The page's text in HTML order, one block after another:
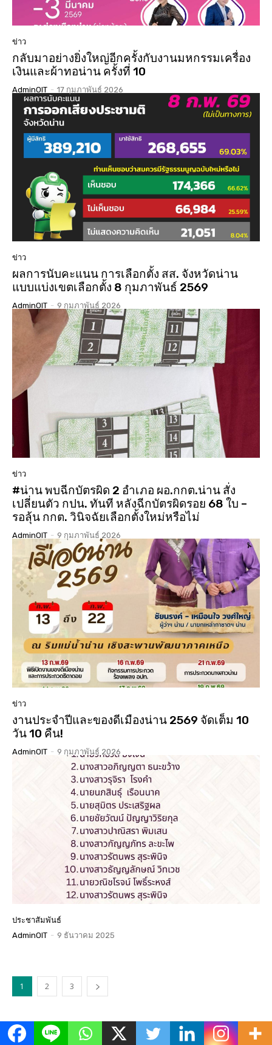
ข่าว
กลับมาอย่างยิ่งใหญ่อีกครั้งกับงานมหกรรมเครื่อง
เงินและผ้าทอน่าน ครั้งที่ 10
AdminOIT - 17 กุมภาพันธ์ 2026
ข่าว
ผลการนับคะแนน การเลือกตั้ง สส. จังหวัดน่าน
แบบแบ่งเขตเลือกตั้ง 8 กุมภาพันธ์ 2569
AdminOIT - 9 กุมภาพันธ์ 2026
ข่าว
#น่าน พบฉีกบัตรผิด 2 อำเภอ ผอ.กกต.น่าน สั่ง
เปลี่ยนตัว กปน. ทันที หลังฉีกบัตรผิดรอย 68 ใบ –
รอลุ้น กกต. วินิจฉัยเลือกตั้งใหม่หรือไม่
AdminOIT - 9 กุมภาพันธ์ 2026
ข่าว
งานประจำปีและของดีเมืองน่าน 2569 จัดเต็ม 10
วัน 10 คืน!
AdminOIT - 9 กุมภาพันธ์ 2026
ประชาสัมพันธ์
AdminOIT - 9 ธันวาคม 2025
1 2 3
ข่าวเด่น All